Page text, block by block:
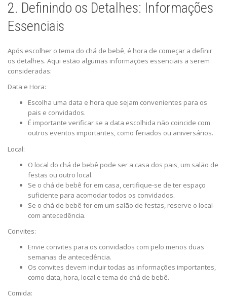
2. Definindo os Detalhes: Informações
Essenciais
Após escolher o tema do chá de bebê, é hora de começar a definir
os detalhes. Aqui estão algumas informações essenciais a serem
consideradas:
Data e Hora:
Escolha uma data e hora que sejam convenientes para os
pais e convidados.
É importante verificar se a data escolhida não coincide com
outros eventos importantes, como feriados ou aniversários.
Local:
O local do chá de bebê pode ser a casa dos pais, um salão de
festas ou outro local.
Se o chá de bebê for em casa, certifique-se de ter espaço
suficiente para acomodar todos os convidados.
Se o chá de bebê for em um salão de festas, reserve o local
com antecedência.
Convites:
Envie convites para os convidados com pelo menos duas
semanas de antecedência.
Os convites devem incluir todas as informações importantes,
como data, hora, local e tema do chá de bebê.
Comida: